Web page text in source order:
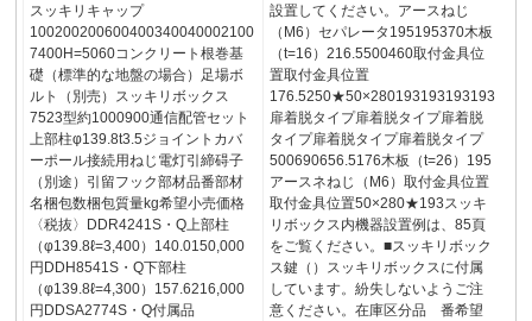
スッキリキャップ
100200200600400340040002100
7400H=5060コンクリート根巻基
礎（標準的な地盤の場合）足場ボ
ルト（別売）スッキリボックス
7523型約1000900通信配管セット
上部柱φ139.8t3.5ジョイントカバ
ーポール接続用ねじ電灯引締碍子
（別途）引留フック部材品番部材
名梱包数梱包質量kg希望小売価格
〈税抜〉DDR4241S・Q上部柱
（φ139.8ℓ=3,400）140.0150,000
円DDH8541S・Q下部柱
（φ139.8ℓ=4,300）157.6216,000
円DDSA2774S・Q付属品
設置してください。アースねじ
（M6）セパレータ195195370木板
（t=16）216.5500460取付金具位
置取付金具位置
176.5250★50×280193193193193
扉着脱タイプ扉着脱タイプ扉着脱
タイプ扉着脱タイプ扉着脱タイプ
500690656.5176木板（t=26）195
アースネねじ（M6）取付金具位置
取付金具位置50×280★193スッキ
リボックス内機器設置例は、85頁
をご覧ください。■スッキリボック
ス鍵（）スッキリボックスに付属
しています。紛失しないようご注
意ください。在庫区分品 番希望